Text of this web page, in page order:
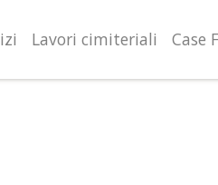
Lavori cimiteriali Case
finalità illustrate nella
all’uso dei cookie.